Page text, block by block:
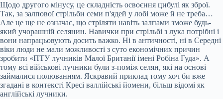
Щодо другого мінусу, це складність освоєння цибулі як зброї.
Так, за залпової стрільби семи п'ядей у лобі може й не треба…
Але це ще не означає, що стріляти навіть залпами зможе будь-
який учорашній селянин. Навички при стрільбі з лука потрібні і
вони напрацьовують досить важко. Ні в античності, ні в Середні
віки люди не мали можливості з суто економічних причин
зробити «ПТУ лучників Малої Британії імені Робіна Гуда». А
тому всі військові лучники були з-поміж селян, які на основі
займалися полюванням. Яскравий приклад тому хоч би вже
згадані в контексті Кресі валлійські йомени, більш відомі як
англійські лучники.